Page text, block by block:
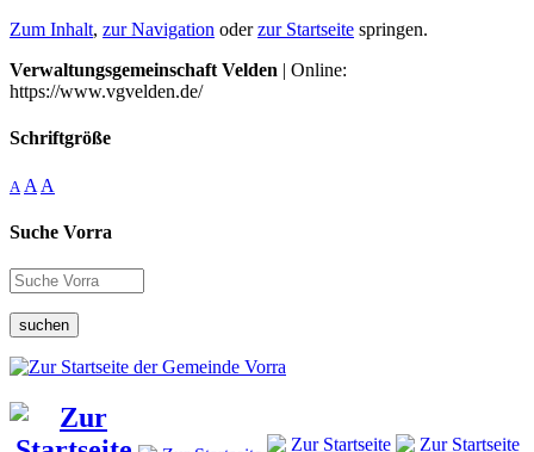
Zum Inhalt, zur Navigation oderzur Startseite springen.
Verwaltungsgemeinschaft Velden | Online:
https://www.vgvelden.de/
Schriftgröße
A A A
Suche Vorra
suchen